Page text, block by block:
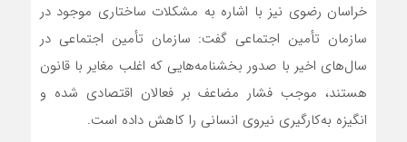
خراسان رضوی نیز با اشاره به مشکلات ساختاری موجود در
سازمان تأمین اجتماعی گفت: سازمان تأمین اجتماعی در
سال‌های اخیر با صدور بخشنامه‌هایی که اغلب مغایر با قانون
هستند، موجب فشار مضاعف بر فعالان اقتصادی شده و
انگیزه به‌کارگیری نیروی انسانی را کاهش داده است.